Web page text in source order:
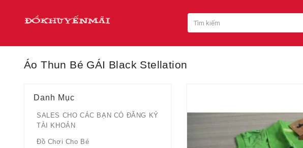
Áo Thun Bé GÁI Black Stellation
Danh Mục
SALES CHO CÁC BẠN CÓ ĐĂNG KÝ
TÀI KHOẢN
Đồ Chơi Cho Bé